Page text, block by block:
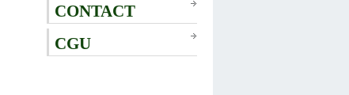
CONTACT
CGU